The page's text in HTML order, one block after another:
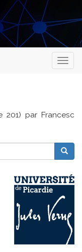
201) par Francesc